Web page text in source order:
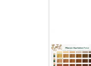
Haarfarbe